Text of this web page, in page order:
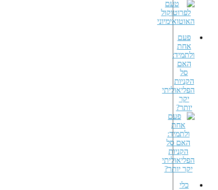
פעם
אחת
ולתמיד:
האם
סל
הקניות
הפליאוליתי
יקר
יותר?
כלי